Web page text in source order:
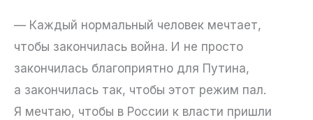
— Каждый нормальный человек мечтает,
чтобы закончилась война. И не просто
закончилась благоприятно для Путина,
а закончилась так, чтобы этот режим пал.
Я мечтаю, чтобы в России к власти пришли